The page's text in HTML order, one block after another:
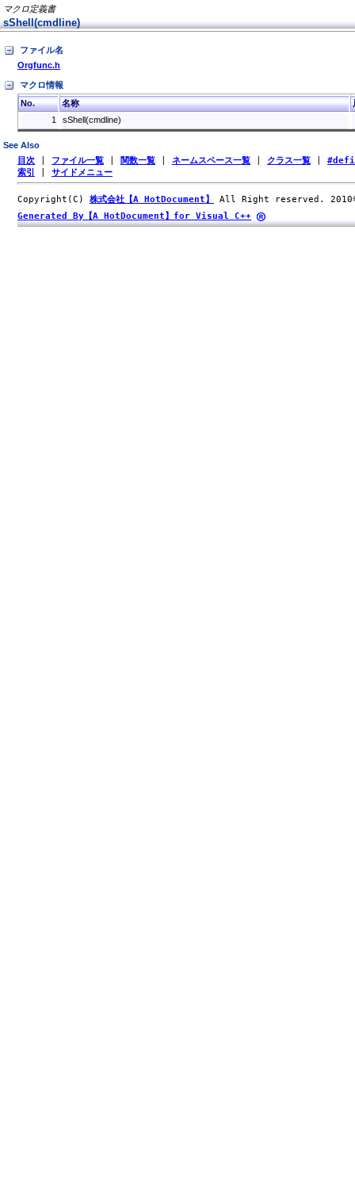
マクロ定義書
sShell(cmdline)
ファイル名
Orgfunc.h
マクロ情報
No.
名称
1
sShell(cmdline)
See Also
目次 ファイル一覧 関数一覧 ネームスペース一覧 クラス一覧
索引
サイドメニュー
Copyright(C) 株式会社【A HotDocument】
All Right reserved. 2010
Generated By【A HotDocument】for Visual C++